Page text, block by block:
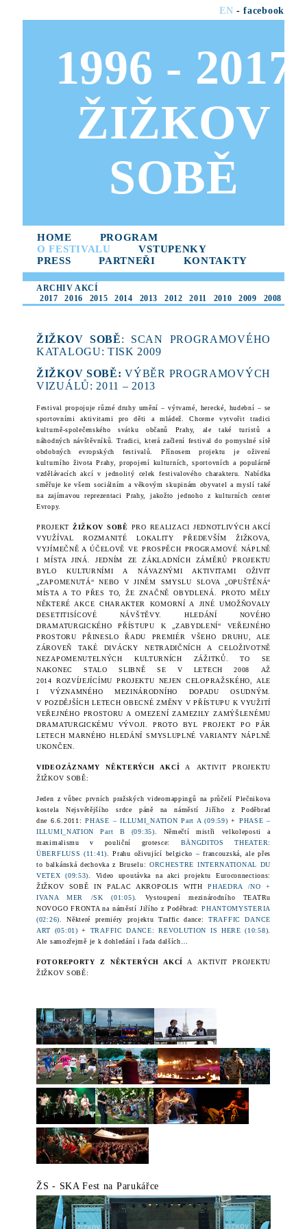
EN -facebook
1996 - 2017
ŽIŽKOV
SOBĚ
HOME
PROGRAM
O FESTIVALU
VSTUPENKY
PRESS
PARTNEŘI KONTAKTY
ARCHIV AKCÍ
2017
2016 2015 2014 2013 2012 2011 2010 2009 2008
ŽIŽKOV SOBĚ: SCAN PROGRAMOVÉHO
KATALOGU: TISK 2009
ŽIŽKOV SOBĚ: VÝBĚR PROGRAMOVÝCH
VIZUÁLŮ: 2011 – 2013
Festival propojuje různé druhy umění – výtvarné, herecké, hudební – se
sportovními aktivitami pro děti a mládež. Chceme vytvořit tradici
kulturně-společenského svátku občanů Prahy, ale také turistů a
náhodných návštěvníků. Tradici, která začlení festival do pomyslné sítě
obdobných evropských festivalů. Přínosem projektu je oživení
kulturního života Prahy, propojení kulturních, sportovních a populárně
vzdělávacích akcí v jednolitý celek festivalového charakteru .Nabídka
směřuje ke všem sociálním a věkovým skupinám obyvatel a myslí také
na zajímavou reprezentaci Prahy, jakožto jednoho z kulturních center
Evropy.
PROJEKT ŽIŽKOV SOBĚ PRO REALIZACI JEDNOTLIVÝCH AKCÍ
VYUŽÍVAL ROZMANITÉ LOKALITY PŘEDEVŠÍM ŽIŽKOVA,
VYJÍMEČNĚ A ÚČELOVĚ VE PROSPĚCH PROGRAMOVÉ NÁPLNĚ
I MÍSTA JINÁ. JEDNÍM ZE ZÁKLADNÍCH ZÁMĚRŮ PROJEKTU
BYLO KULTURNÍMI A NÁVAZNÝMI AKTIVITAMI OŽIVIT
„ZAPOMENUTÁ“ NEBO V JINÉM SMYSLU SLOVA „OPUŠTĚNÁ“
MÍSTA A TO PŘES TO, ŽE ZNAČNĚ OBYDLENÁ. PROTO MĚLY
NĚKTERÉ AKCE CHARAKTER KOMORNÍ A JINÉ UMOŽŇOVALY
DESETITISÍCOVÉ NÁVŠTĚVY. HLEDÁNÍ NOVÉHO
DRAMATURGICKÉHO PŘÍSTUPU K „ZABYDLENÍ“ VEŘEJNÉHO
PROSTORU PŘINESLO ŘADU PREMIÉR VŠEHO DRUHU, ALE
ZÁROVEŇ TAKÉ DIVÁCKY NETRADIČNÍCH A CELOŽIVOTNĚ
NEZAPOMENUTELNÝCH KULTURNÍCH ZÁŽITKŮ. TO SE
NAKONEC STALO SLIBNĚ SE V LETECH 2008 AŽ
2014 ROZVÍJEJÍCÍMU PROJEKTU NEJEN CELOPRAŽSKÉHO, ALE
I VÝZNAMNÉHO MEZINÁRODNÍHO DOPADU OSUDNÝM.
V POZDĚJŠÍCH LETECH OBECNÉ ZMĚNY V PŘÍSTUPU K VYUŽITÍ
VEŘEJNÉHO PROSTORU AOMEZENÍ ZAMEZILY ZAMÝŠLENÉMU
DRAMATURGICKÉMU VÝVOJI. PROTO BYL PROJEKT PO PÁR
LETECH MARNÉHO HLEDÁNÍSMYSLUPLNÉ VARIANTY NÁPLNĚ
UKONČEN.
VIDEOZÁZNAMY NĚKTERÝCH AKCÍ A AKTIVIT PROJEKTU
ŽIŽKOV SOBĚ:
Jeden z vůbec prvních pražských videomappingů na průčelí Plečnikova
kostela Nejsvětějšího srdce páně na náměstí Jiřího z Poděbrad
dne 6.6.2011 :PHASE – ILLUMI_NATION Part A (09:59) + PHASE –
ILLUMI_NATION Part B (09:35) . Němečtí mistři velkoleposti a
maximalismu v pouliční grotesce: BÄNGDITOS THEATER:
ÜBERFLUSS (11:41) . Prahu oživující belgicko – francouzská, ale přes
to balkánská dechovka z Bruselu: ORCHESTRE INTERNATIONAL DU
VETEX (09:53)
. Video upoutávka na akci projektu Euroconnections:
ŽIŽKOV SOBĚ IN PALAC AKROPOLIS WITHPHAEDRA /NO +
IVANA MER /SK (01:05) . Vystoupení mezinárodního TEATRu
NOVOGO FRONTA na náměstí Jiřího z Poděbrad:PHANTOMYSTERIA
(02:26) . Některé premiéry projektu Traffic dance:TRAFFIC DANCE
ART (05:01) + TRAFFIC DANCE: REVOLUTION IS HERE (10:58)
Ale samozřejmě je k dohledání i řada dalších…
FOTOREPORTY Z NĚKTERÝCH AKCÍ
A AKTIVIT PROJEKTU
ŽIŽKOV SOBĚ:
ŽS - SKA Fest na Parukářce